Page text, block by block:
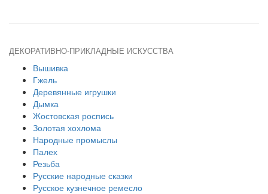
ДЕКОРАТИВНО-ПРИКЛАДНЫЕ ИСКУССТВА
Вышивка
Гжель
Деревянные игрушки
Дымка
Жостовская роспись
Золотая хохлома
Народные промыслы
Палех
Резьба
Русские народные сказки
Русское кузнечное ремесло